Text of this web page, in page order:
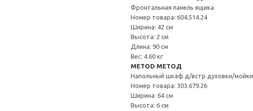
Фронтальная панель ящика
Номер товара: 604.514.24
Ширина: 42 см
Высота: 2 см
Длина: 90 см
Вес: 4.60 кг
METOD МЕТОД
Напольный шкаф д/встр духовки/мойки
Номер товара: 303.679.26
Ширина: 64 см
Высота: 6 см